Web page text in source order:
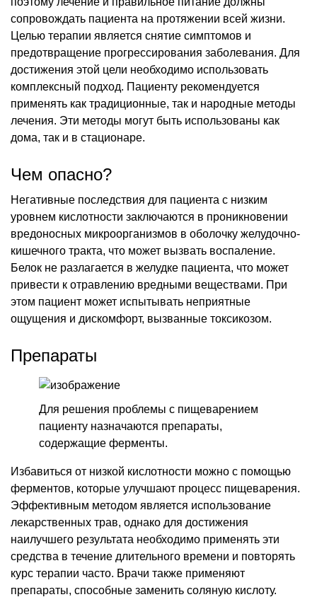
сопровождать пациента на протяжении всей жизни.
Целью терапии является снятие симптомов и
предотвращение прогрессирования заболевания. Для
достижения этой цели необходимо использовать
комплексный подход. Пациенту рекомендуется
применять как традиционные, так и народные методы
лечения. Эти методы могут быть использованы как
дома, так и в стационаре.
Чем опасно?
Негативные последствия для пациента с низким
уровнем кислотности заключаются в проникновении
вредоносных микроорганизмов в оболочку желудочно-
кишечного тракта, что может вызвать воспаление.
Белок не разлагается в желудке пациента, что может
привести к отравлению вредными веществами. При
этом пациент может испытывать неприятные
ощущения и дискомфорт, вызванные токсикозом.
Препараты
Для решения проблемы с пищеварением
пациенту назначаются препараты,
содержащие ферменты.
Избавиться от низкой кислотности можно с помощью
ферментов, которые улучшают процесс пищеварения.
Эффективным методом является использование
лекарственных трав, однако для достижения
наилучшего результата необходимо применять эти
средства в течение длительного времени и повторять
курс терапии часто. Врачи также применяют
препараты, способные заменить соляную кислоту.